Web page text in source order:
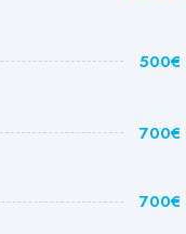
500€
700€
700€